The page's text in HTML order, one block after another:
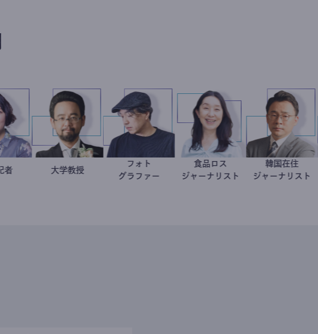
岩永直子
医療記者 金谷一朗
大学教授
グラファー
井出留美
食品ロス
ジャーナリスト
韓国
ジャー